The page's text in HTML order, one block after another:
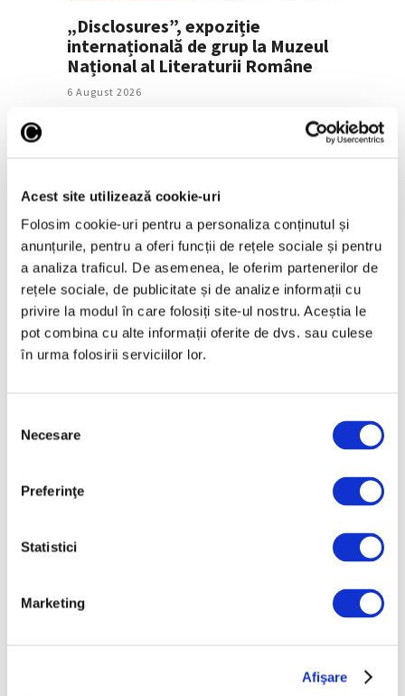
Acest site utilizează cookie-uri
Folosim cookie-uri pentru a personaliza conținutul și
anunțurile, pentru a oferi funcții de rețele sociale și pentru
a analiza traficul. De asemenea, le oferim partenerilor de
rețele sociale, de publicitate și de analize informații cu
privire la modul în care folosiți site-ul nostru. Aceștia le
pot combina cu alte informații oferite de dvs. sau culese
în urma folosirii serviciilor lor.
consimțământului
Necesare
Preferinţe
Statistici
Marketing
Afişare
„Disclosures”, expoziție
internațională de grup la Muzeul
Național al Literaturii Române
6 August 2026
Salonul Soleil de l’Est, în galeriile
de artă ale Academiei Române
6 August 2026
Articole recente
Florența, renovare fără